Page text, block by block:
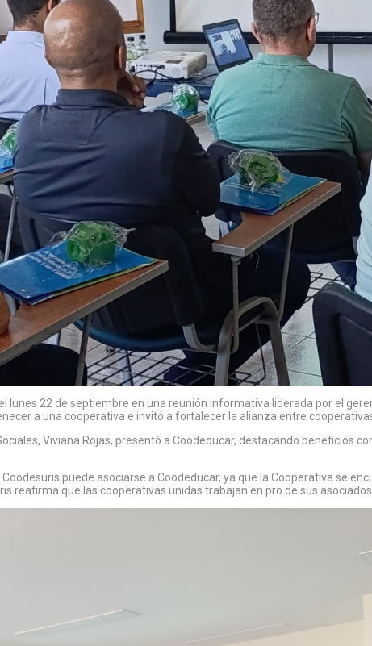
lunes 22 de septiembre en una reunión informativa liderada por el
a una cooperativa e invitó a fortalecer la alianza entre
Viviana Rojas, presentó a Coodeducar, destacando beneficios
puede asociarse a Coodeducar, ya que la Cooperativa se
reafirma que las cooperativas unidas trabajan en pro de sus